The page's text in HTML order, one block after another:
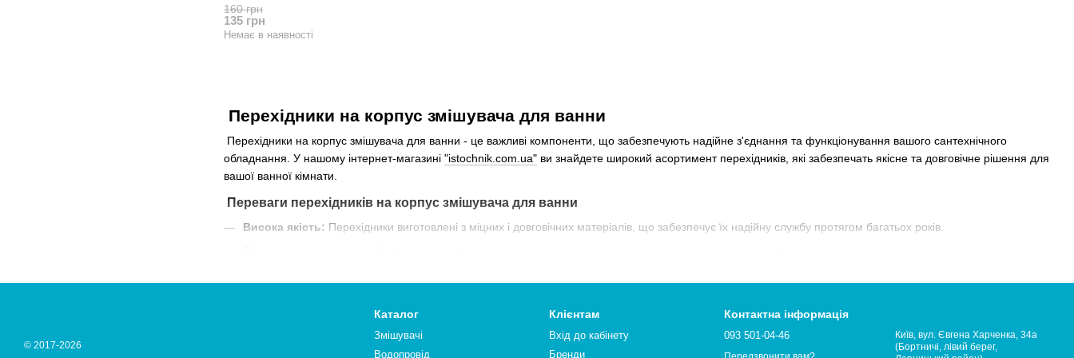
Перехідники на корпус змішувача для ванни
Перехідники на корпус змішувача для ванни - це важливі компоненти, що забезпечують надійне з'єднання та функціонування вашого сантехнічного
обладнання. У нашому інтернет-магазині "istochnik.com.ua" ви знайдете широкий асортимент перехідників, які забезпечать якісне та довговічне рішення для
вашої ванної кімнати.
Переваги перехідників на корпус змішувача для ванни
Висока якість: Перехідники виготовлені з міцних і довговічних матеріалів, що забезпечує їх надійну службу протягом багатьох років.
Ми пропонуємо конкурентні ціни на всі наші товари, що робить їх доступними для широкого кола покупців.
Купуйте перехідники на корпус змішувача для ванни у нашому інтернет-магазині
і насолоджуйтесь їх якістю та надійністю. Ми пропонуємо
160 грн
135 грн
Немає в наявності
© 2017-2026
Каталог
Змішувачі
Водопровід
Клієнтам
Вхід до кабінету
Бренди
Контактна інформація
093 501-04-46
Київ, вул. Євгена Харченка, 34а
(Бортничі, лівий берег,